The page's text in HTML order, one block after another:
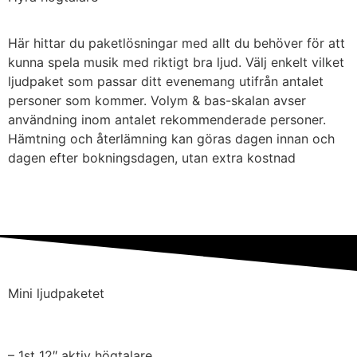
Boka: 890kr
Här hittar du paketlösningar med allt du behöver för att
kunna spela musik med riktigt bra ljud. Välj enkelt vilket
ljudpaket som passar ditt evenemang utifrån antalet
personer som kommer. Volym & bas-skalan avser
användning inom antalet rekommenderade personer.
Hämtning och återlämning kan göras dagen innan och
dagen efter bokningsdagen, utan extra kostnad
Mini ljudpaketet